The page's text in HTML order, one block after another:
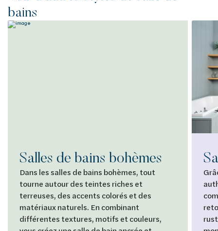
bains
Salles de bains bohèmes
Dans les salles de bains bohèmes, tout
tourne autour des teintes riches et
terreuses, des accents colorés et des
matériaux naturels. En combinant
différentes textures, motifs et couleurs,